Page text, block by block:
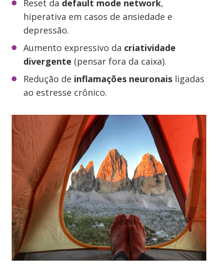
Reset da default mode network,
hiperativa em casos de ansiedade e
depressão.
Aumento expressivo da criatividade
divergente (pensar fora da caixa).
Redução de inflamações neuronais ligadas
ao estresse crônico.